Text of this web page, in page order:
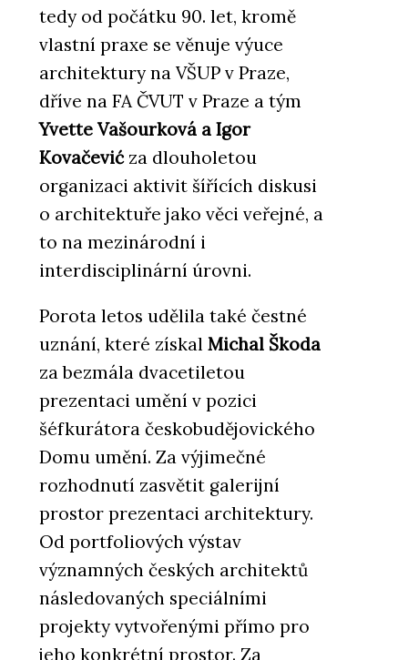
tedy od počátku 90. let, kromě
vlastní praxe se věnuje výuce
architektury na VŠUP v Praze,
dříve na FA ČVUT v Praze a tým
Yvette Vašourková a Igor
Kovačevićza dlouholetou
organizaci aktivit šířících diskusi
o architektuře jako věci veřejné, a
to na mezinárodní i
interdisciplinární úrovni.
Porota letos udělila také čestné
uznání, které získal Michal Škoda
za bezmála dvacetiletou
prezentaci umění v pozici
šéfkurátora českobudějovického
Domu umění. Za výjimečné
rozhodnutí zasvětit galerijní
prostor prezentaci architektury.
Od portfoliových výstav
významných českých architektů
následovaných speciálními
projekty vytvořenými přímo pro
jeho konkrétní prostor. Za